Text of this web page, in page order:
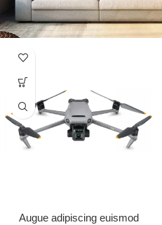
Augue adipiscing euismod